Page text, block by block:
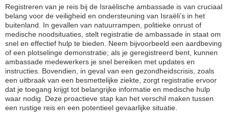
Registreren van je reis bij de Israëlische ambassade is van cruciaal
belang voor de veiligheid en ondersteuning van Israëli’s in het
buitenland. In gevallen van natuurrampen, politieke onrust of
medische noodsituaties, stelt registratie de ambassade in staat om
snel en effectief hulp te bieden. Neem bijvoorbeeld een aardbeving
of een plotselinge demonstratie; als je geregistreerd bent, kunnen
ambassade medewerkers je snel bereiken met updates en
instructies. Bovendien, in geval van een gezondheidscrisis, zoals
een uitbraak van een besmettelijke ziekte, zorgt registratie ervoor
dat je toegang krijgt tot belangrijke informatie en medische hulp
waar nodig. Deze proactieve stap kan het verschil maken tussen
een rustige reis en een potentieel gevaarlijke situatie.